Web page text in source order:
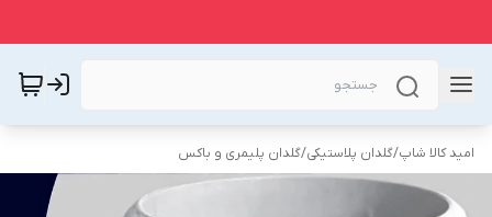
امید کالا شاپ/گلدان پلاستیکی/گلدان پلیمری و باکس